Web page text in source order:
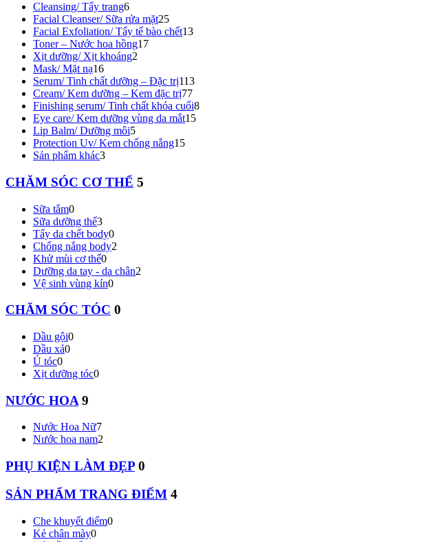
Cleansing/ Tẩy trang6
Facial Cleanser/ Sữa rửa mặt25
Facial Exfoliation/ Tẩy tế bào chết13
Toner – Nước hoa hồng17
Xịt dưỡng/ Xịt khoáng2
Mask/ Mặt nạ16
Serum/ Tinh chất dưỡng – Đặc trị113
Cream/ Kem dưỡng – Kem đặc trị77
Finishing serum/ Tinh chất khóa cuối8
Eye care/ Kem dưỡng vùng da mắt15
Lip Balm/ Dưỡng môi5
Protection Uv/ Kem chống nắng15
Sản phẩm khác3
CHĂM SÓC CƠ THỂ 5
Sữa tắm0
Sữa dưỡng thể3
Tẩy da chết body0
Chống nắng body2
Khử mùi cơ thể0
Dưỡng da tay - da chân2
Vệ sinh vùng kín0
CHĂM SÓC TÓC 0
Dầu gội0
Dầu xả0
Ủ tóc0
Xịt dưỡng tóc0
NƯỚC HOA 9
Nước Hoa Nữ7
Nước hoa nam2
PHỤ KIỆN LÀM ĐẸP 0
SẢN PHẨM TRANG ĐIỂM 4
Che khuyết điểm0
Kẻ chân mày0